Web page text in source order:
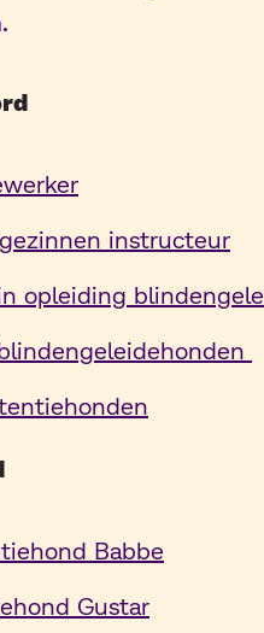
instructeur
opleiding
Babbe
Gustar